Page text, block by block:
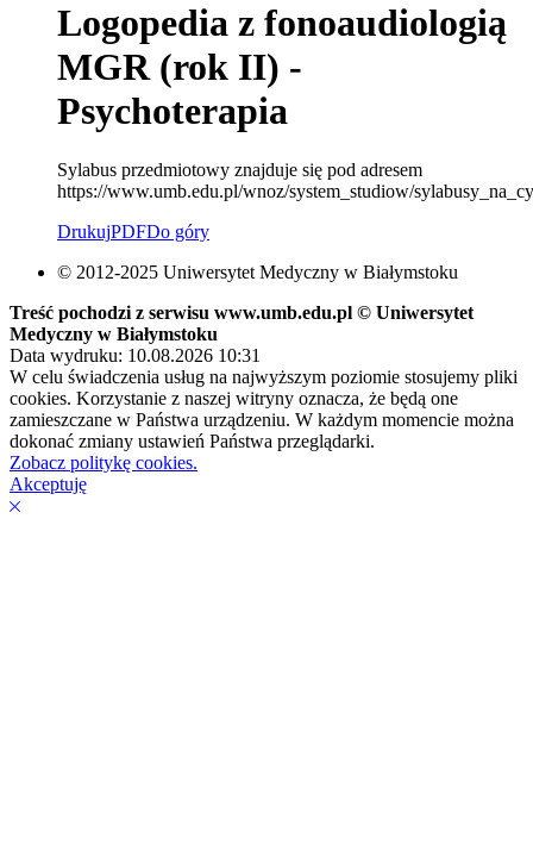
Logopedia z fonoaudiologią
MGR (rok II) -
Psychoterapia
Sylabus przedmiotowy znajduje się pod adresem
https://www.umb.edu.pl/wnoz/system_studiow/
DrukujPDFDo góry
© 2012-2025 Uniwersytet Medyczny w Białymstoku
Treść pochodzi z serwisu www.umb.edu.pl © Uniwersytet
Medyczny w Białymstoku
Data wydruku: 10.08.2026 10:31
W celu świadczenia usług na najwyższym poziomie stosujemy pliki
cookies. Korzystanie z naszej witryny oznacza, że będą one
zamieszczane w Państwa urządzeniu. W każdym momencie można
dokonać zmiany ustawień Państwa przeglądarki.
Zobacz politykę cookies.
Akceptuję